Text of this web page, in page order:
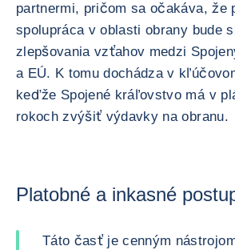
partnermi, pričom sa očakáva, že
spolupráca v oblasti obrany bude
zlepšovania vzťahov medzi
a EÚ. K tomu dochádza v
keďže Spojené kráľovstvo má v
rokoch zvýšiť výdavky na obranu.
Platobné a inkasné
Táto časť je cenným